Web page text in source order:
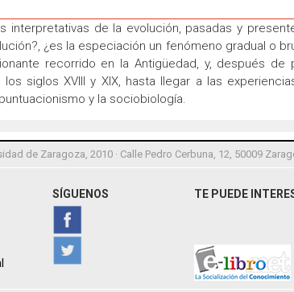
interpretativas de la evolución, pasadas y
¿es la especiación un fenómeno gradual o
recorrido en la Antigüedad, y, después de
siglos XVIII y XIX, hasta llegar a las
y la sociobiología.
de Zaragoza, 2010 · Calle Pedro Cerbuna, 12, 50009
SÍGUENOS TE PUEDE